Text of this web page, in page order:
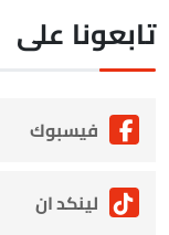
على
فيسبوك
لينكد ان